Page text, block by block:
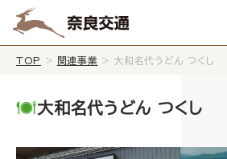
TOP > 関連事業 > 大和名代うどん つくし
大和名代うどん つくし